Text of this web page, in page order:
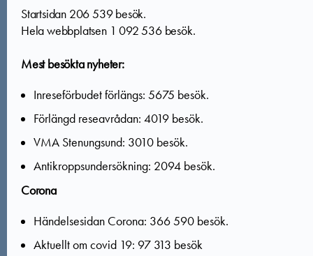
Startsidan 206 539 besök.
Hela webbplatsen 1 092 536 besök.
Mest besökta nyheter:
Inreseförbudet förlängs: 5675 besök.
Förlängd reseavrådan: 4019 besök.
VMA Stenungsund: 3010 besök.
Antikroppsundersökning: 2094 besök.
Corona
Händelsesidan Corona: 366 590 besök.
Aktuellt om covid 19: 97 313 besök